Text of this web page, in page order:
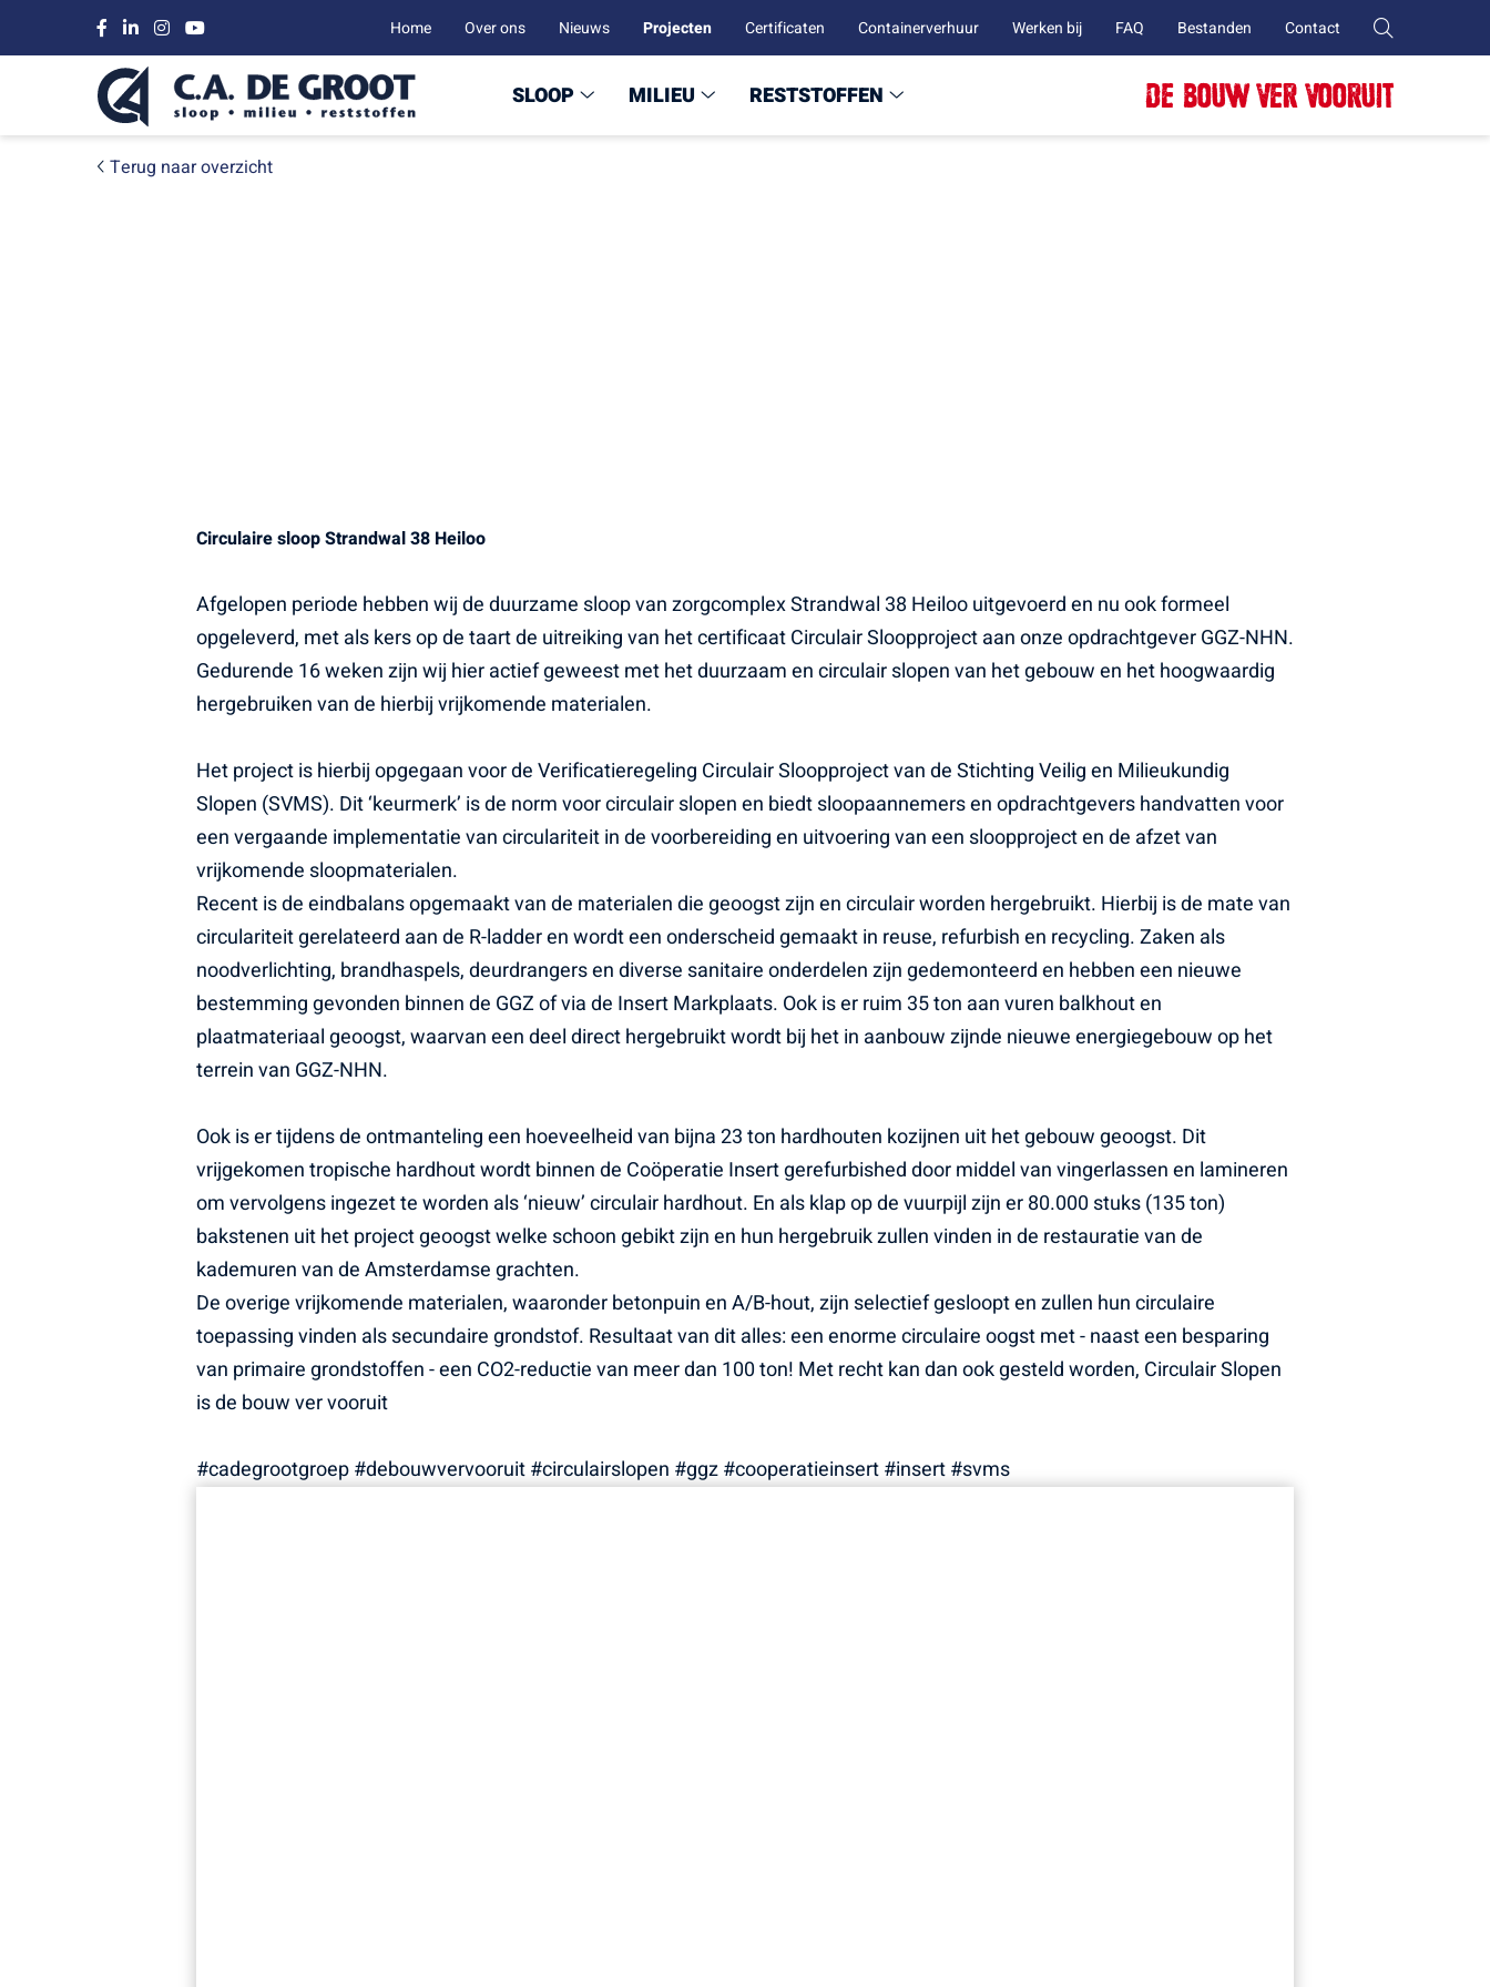
Home Over ons Nieuws Projecten Certificaten Containerverhuur Werken bij FAQ Bestanden Contact
SLOOP MILIEU RESTSTOFFEN DE BOUW VER VOORUIT
Terug naar overzicht
Circulaire sloop Strandwal 38 Heiloo
Afgelopen periode hebben wij de duurzame sloop van zorgcomplex Strandwal 38 Heiloo uitgevoerd en nu ook formeel
opgeleverd, met als kers op de taart de uitreiking van het certificaat Circulair Sloopproject aan onze opdrachtgever GGZ-NHN.
Gedurende 16 weken zijn wij hier actief geweest met het duurzaam en circulair slopen van het gebouw en het hoogwaardig
hergebruiken van de hierbij vrijkomende materialen.
Het project is hierbij opgegaan voor de Verificatieregeling Circulair Sloopproject van de Stichting Veilig en Milieukundig
Slopen (SVMS). Dit ‘keurmerk’ is de norm voor circulair slopen en biedt sloopaannemers en opdrachtgevers handvatten voor
een vergaande implementatie van circulariteit in de voorbereiding en uitvoering van een sloopproject en de afzet van
vrijkomende sloopmaterialen.
Recent is de eindbalans opgemaakt van de materialen die geoogst zijn en circulair worden hergebruikt. Hierbij is de mate van
circulariteit gerelateerd aan de R-ladder en wordt een onderscheid gemaakt in reuse, refurbish en recycling. Zaken als
noodverlichting, brandhaspels, deurdrangers en diverse sanitaire onderdelen zijn gedemonteerd en hebben een nieuwe
bestemming gevonden binnen de GGZ of via de Insert Markplaats. Ook is er ruim 35 ton aan vuren balkhout en
plaatmateriaal geoogst, waarvan een deel direct hergebruikt wordt bij het in aanbouw zijnde nieuwe energiegebouw op het
terrein van GGZ-NHN.
Ook is er tijdens de ontmanteling een hoeveelheid van bijna 23 ton hardhouten kozijnen uit het gebouw geoogst. Dit
vrijgekomen tropische hardhout wordt binnen de Coöperatie Insert gerefurbished door middel van vingerlassen en lamineren
om vervolgens ingezet te worden als ‘nieuw’ circulair hardhout. En als klap op de vuurpijl zijn er 80.000 stuks (135 ton)
bakstenen uit het project geoogst welke schoon gebikt zijn en hun hergebruik zullen vinden in de restauratie van de
kademuren van de Amsterdamse grachten.
De overige vrijkomende materialen, waaronder betonpuin en A/B-hout, zijn selectief gesloopt en zullen hun circulaire
toepassing vinden als secundaire grondstof. Resultaat van dit alles: een enorme circulaire oogst met - naast een besparing
van primaire grondstoffen - een CO2-reductie van meer dan 100 ton! Met recht kan dan ook gesteld worden, Circulair Slopen
is de bouw ver vooruit
#cadegrootgroep #debouwvervooruit #circulairslopen #ggz #cooperatieinsert #insert #svms